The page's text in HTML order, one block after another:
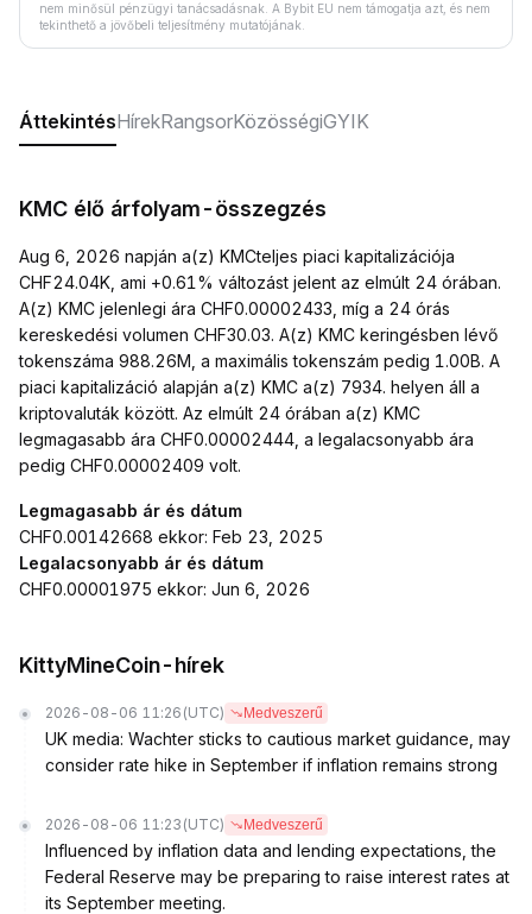
nem minősül pénzügyi tanácsadásnak. A Bybit EU nem támogatja azt, és nem
tekinthető a jövőbeli teljesítmény mutatójának.
ÁttekintésHírekRangsorKözösségiGYIK
KMC élő árfolyam-összegzés
Aug 6, 2026 napján a(z) KMCteljes piaci kapitalizációja
CHF24.04K, ami +0.61% változást jelent az elmúlt 24 órában.
A(z) KMC jelenlegi ára CHF0.00002433, míg a 24 órás
kereskedési volumen CHF30.03. A(z) KMC keringésben lévő
tokenszáma 988.26M, a maximális tokenszám pedig 1.00B. A
piaci kapitalizáció alapján a(z) KMC a(z) 7934. helyen áll a
kriptovaluták között. Az elmúlt 24 órában a(z) KMC
legmagasabb ára CHF0.00002444, a legalacsonyabb ára
pedig CHF0.00002409 volt.
Legmagasabb ár és dátum
CHF0.00142668 ekkor: Feb 23, 2025
Legalacsonyabb ár és dátum
CHF0.00001975 ekkor: Jun 6, 2026
KittyMineCoin-hírek
2026-08-06 11:26 (UTC) Medveszerű
UK media: Wachter sticks to cautious market guidance, may
consider rate hike in September if inflation remains strong
2026-08-06 11:23 (UTC) Medveszerű
Influenced by inflation data and lending expectations, the
Federal Reserve may be preparing to raise interest rates at
its September meeting.